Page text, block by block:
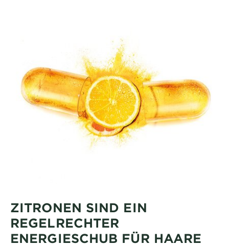
ZITRONEN SIND EIN
REGELRECHTER
ENERGIESCHUB FÜR HAARE